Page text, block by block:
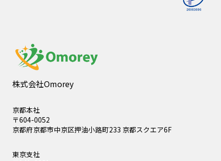
株式会社Omorey
京都本社
〒604-0052
京都府京都市中京区押油小路町233 京都スクエア6F
東京支社